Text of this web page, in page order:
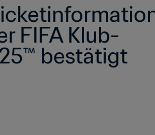
FIFA Klub-
bestätigt